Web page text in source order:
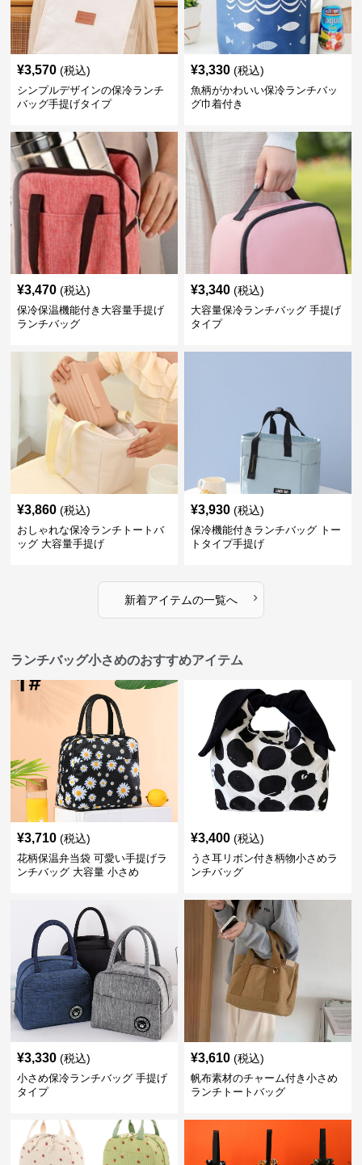
¥3,570 (税込)
シンプルデザインの保冷ランチ
バッグ手提げタイプ
¥3,330 (税込)
魚柄がかわいい保冷ランチバッ
グ巾着付き
¥3,470 (税込)
保冷保温機能付き大容量手提げ
ランチバッグ
¥3,340 (税込)
大容量保冷ランチバッグ 手提げ
タイプ
¥3,860 (税込)
おしゃれな保冷ランチトートバ
ッグ 大容量手提げ
¥3,930 (税込)
保冷機能付きランチバッグ トー
トタイプ手提げ
新着アイテムの一覧へ ›
ランチバッグ小さめのおすすめアイテム
¥3,710 (税込)
花柄保温弁当袋 可愛い手提げラ
ンチバッグ 大容量 小さめ
¥3,400 (税込)
うさ耳リボン付き柄物小さめラ
ンチバッグ
¥3,330 (税込)
小さめ保冷ランチバッグ 手提げ
タイプ
¥3,610 (税込)
帆布素材のチャーム付き小さめ
ランチトートバッグ